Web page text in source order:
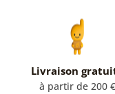
Livraison
à partir de 200 €